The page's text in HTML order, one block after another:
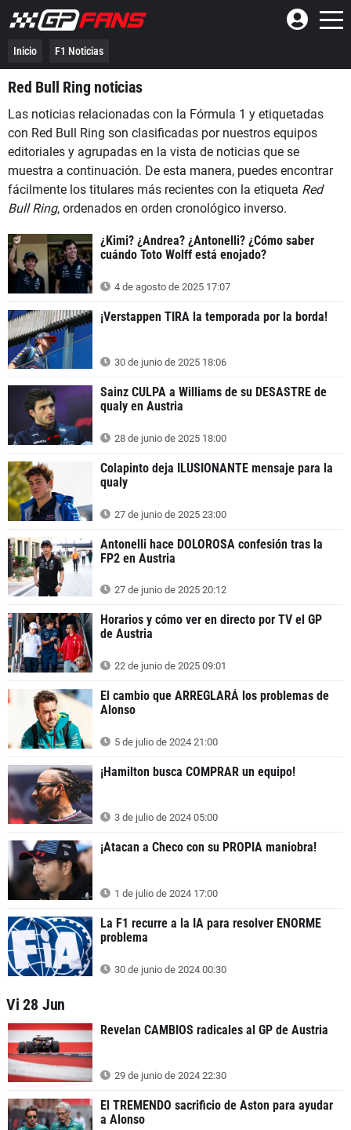
Inicio F1 Noticias
Red Bull Ring noticias
Las noticias relacionadas con la Fórmula 1 y etiquetadas
con Red Bull Ring son clasificadas por nuestros equipos
editoriales y agrupadas en la vista de noticias que se
muestra a continuación. De esta manera, puedes encontrar
fácilmente los titulares más recientes con la etiqueta Red
Bull Ring, ordenados en orden cronológico inverso.
¿Kimi? ¿Andrea? ¿Antonelli? ¿Cómo saber
cuándo Toto Wolff está enojado?
4 de agosto de 2025 17:07
¡Verstappen TIRA la temporada por la borda!
30 de junio de 2025 18:06
Sainz CULPA a Williams de su DESASTRE de
qualy en Austria
28 de junio de 2025 18:00
Colapinto deja ILUSIONANTE mensaje para la
qualy
27 de junio de 2025 23:00
Antonelli hace DOLOROSA confesión tras la
FP2 en Austria
27 de junio de 2025 20:12
Horarios y cómo ver en directo por TV el GP
de Austria
22 de junio de 2025 09:01
El cambio que ARREGLARÁ los problemas de
Alonso
5 de julio de 2024 21:00
¡Hamilton busca COMPRAR un equipo!
3 de julio de 2024 05:00
¡Atacan a Checo con su PROPIA maniobra!
1 de julio de 2024 17:00
La F1 recurre a la IA para resolver ENORME
problema
30 de junio de 2024 00:30
Vi 28 Jun
Revelan CAMBIOS radicales al GP de Austria
29 de junio de 2024 22:30
El TREMENDO sacrificio de Aston para ayudar
a Alonso